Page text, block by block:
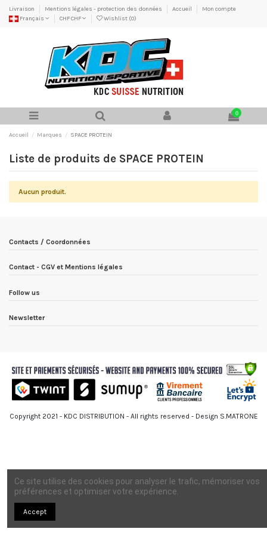
Livraison Mentions légales - protection des données Accueil
Mon compte
Français
CHF CHF Wishlist (0)
0
Accueil Marques SPACE PROTEIN
Liste de produits de SPACE PROTEIN
Aucun produit.
Contacts / Coordonnées
Contact - CGV et Mentions légales
Follow us
Newsletter
Copyright 2021 - KDC DISTRIBUTION - All rights reserved - Design S.MATRONE
Ce site utilise des cookies pour analyser le trafic, mémoriser vos
préférences et optimiser votre expérience.
Accept